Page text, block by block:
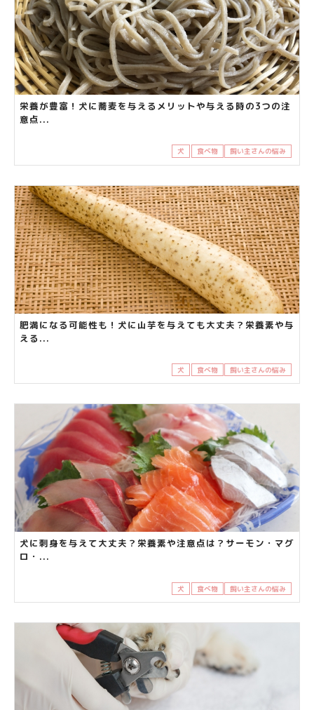
栄養が豊富！犬に蕎麦を与えるメリットや与える時の3つの注
意点...
犬 食べ物 飼い主さんの悩み
肥満になる可能性も！犬に山芋を与えても大丈夫？栄養素や与
える...
犬 食べ物 飼い主さんの悩み
犬に刺身を与えて大丈夫？栄養素や注意点は？サーモン・マグ
ロ・...
犬 食べ物 飼い主さんの悩み